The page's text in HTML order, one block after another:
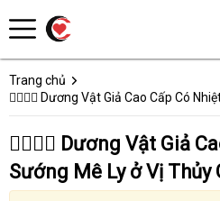
Trang chủ
👩‍❤️‍💋‍👨 Dương Vật Giả Cao Cấp Có
👩‍❤️‍💋‍👨 Dương Vật Giả
Sướng Mê Ly ở Vị Thủy